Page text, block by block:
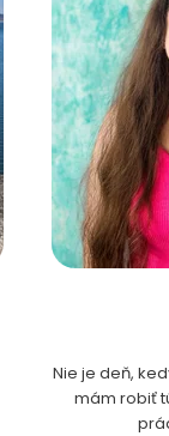
Nie je deň,
mám robiť